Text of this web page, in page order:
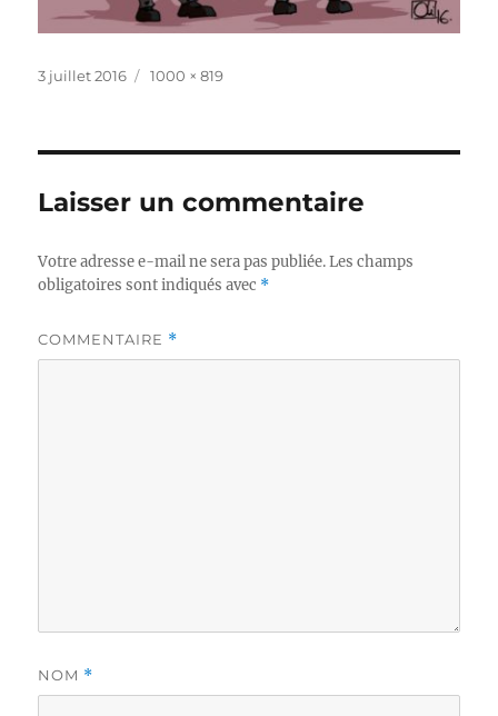
Publié
3 juillet 2016
Taille
1000 × 819
Laisser un commentaire
Votre adresse e-mail ne sera pas publiée. Les champs
obligatoires sont indiqués avec *
COMMENTAIRE *
NOM *